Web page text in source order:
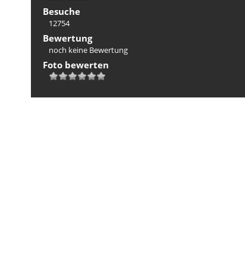
Besuche
12754
Bewertung
noch keine Bewertung
Foto bewerten